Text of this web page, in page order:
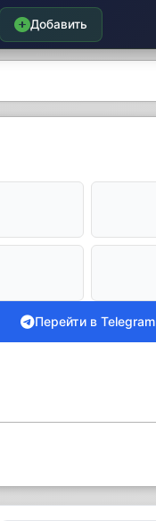
Добавить
Перейти в Telegram